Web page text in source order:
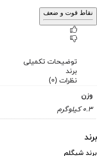
نقاط قوت و ضعف
توضیحات تکمیلی
برند
نظرات (0)
وزن
0.3 کیلوگرم
برند
برند شیگلم